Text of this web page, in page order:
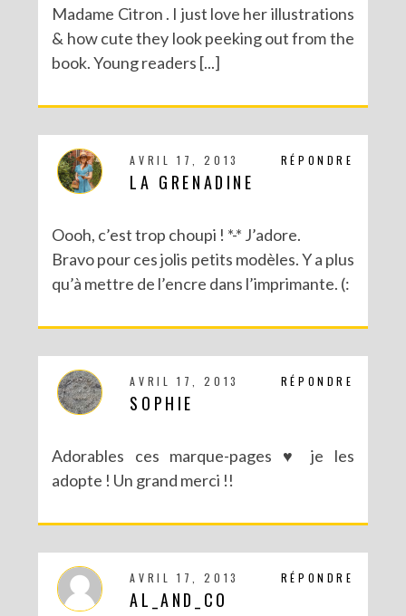
Madame Citron . I just love her illustrations
& how cute they look peeking out from the
book. Young readers [...]
RÉPONDRE
AVRIL 17, 2013
LA GRENADINE
Oooh, c’est trop choupi ! *-* J’adore.
Bravo pour ces jolis petits modèles. Y a plus
qu’à mettre de l’encre dans l’imprimante. (:
RÉPONDRE
AVRIL 17, 2013
SOPHIE
Adorables ces marque-pages ♥ je les
adopte ! Un grand merci !!
RÉPONDRE
AVRIL 17, 2013
AL_AND_CO